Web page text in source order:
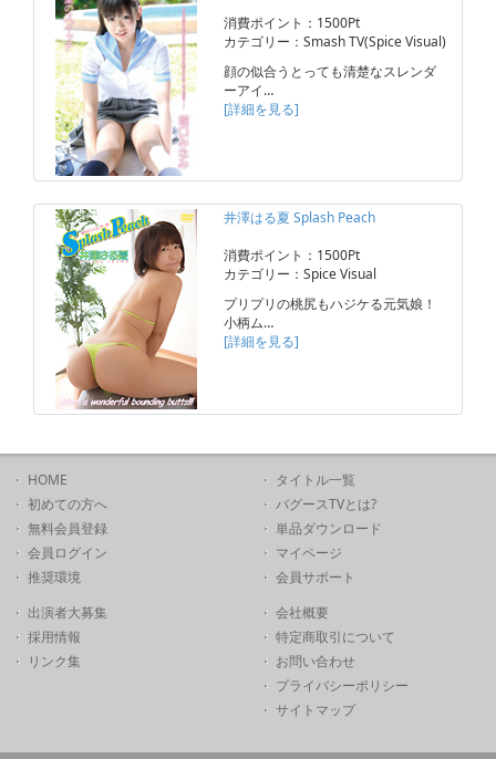
消費ポイント：1500Pt
カテゴリー：Smash TV(Spice Visual)
顔の似合うとっても清楚なスレンダ
ーアイ…
[詳細を見る]
井澤はる夏 Splash Peach
消費ポイント：1500Pt
カテゴリー：Spice Visual
プリプリの桃尻もハジケる元気娘！
小柄ム…
[詳細を見る]
HOME
初めての方へ
無料会員登録
会員ログイン
推奨環境
タイトル一覧
バグースTVとは?
単品ダウンロード
マイページ
会員サポート
出演者大募集
採用情報
リンク集
会社概要
特定商取引について
お問い合わせ
プライバシーポリシー
サイトマップ